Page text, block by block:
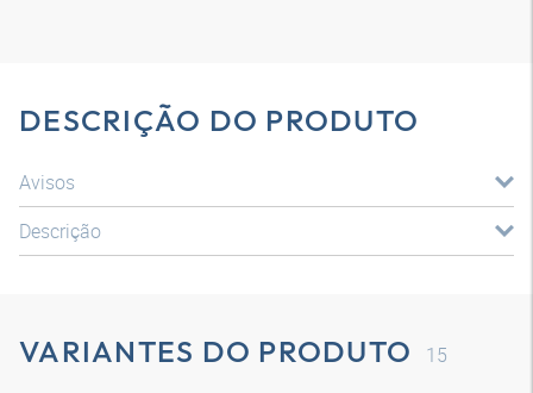
DESCRIÇÃO DO PRODUTO
Avisos
Descrição
VARIANTES DO PRODUTO
15